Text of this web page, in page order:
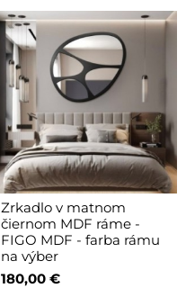
Zrkadlo v matnom
čiernom MDF ráme -
FIGO MDF - farba rámu
na výber
180,00 €